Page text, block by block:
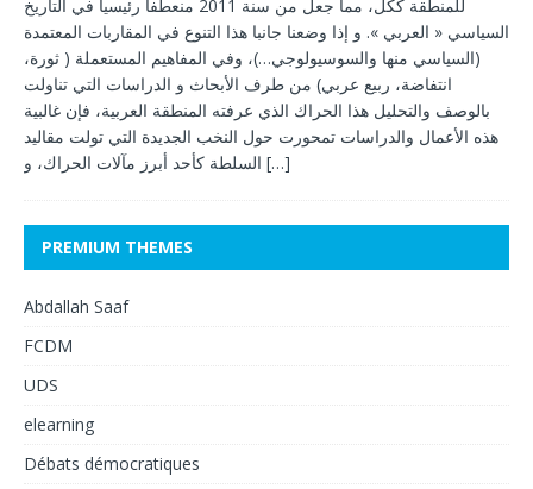
للمنطقة ككل، مما جعل من سنة 2011 منعطفا رئيسيا في التاريخ
السياسي « العربي ». و إذا وضعنا جانبا هذا التنوع في المقاربات المعتمدة
(السياسي منها والسوسيولوجي…)، وفي المفاهيم المستعملة ( ثورة،
انتفاضة، ربيع عربي) من طرف الأبحاث و الدراسات التي تناولت
بالوصف والتحليل هذا الحراك الذي عرفته المنطقة العربية، فإن غالبية
هذه الأعمال والدراسات تمحورت حول النخب الجديدة التي تولت مقاليد
[…]
PREMIUM THEMES
Abdallah Saaf
FCDM
UDS
elearning
Débats démocratiques